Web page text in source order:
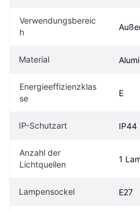
Verwendungsbereic
h
Material
Energieeffizienzklas
se
E
IP-Schutzart IP44
Anzahl der
Lichtquellen
1
Lampensockel E27